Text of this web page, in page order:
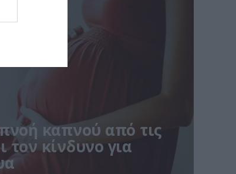
καπνού από τις
τον κίνδυνο για